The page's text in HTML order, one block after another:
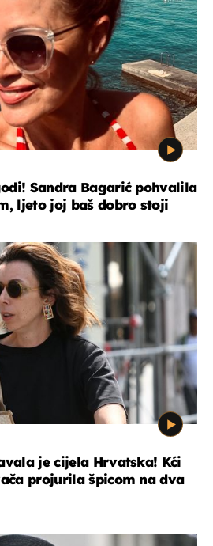
Sandra Bagarić pohvalila
ljeto joj baš dobro stoji
je cijela Hrvatska! Kći
projurila špicom na dva